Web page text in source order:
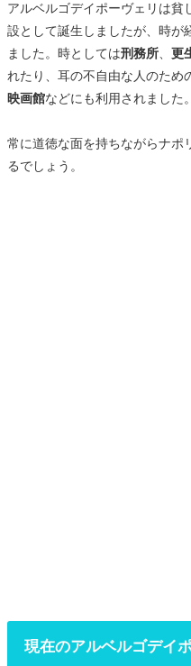
アルベルゴデイポーヴェリは貧
設として誕生しましたが、時が
ました。時としては刑務所、 更
れたり、耳の不自由な人のため
映画館などにも利用されました。
常に道徳な面を持ちながらナポ
るでしょう。
現在のアルベルゴデイ